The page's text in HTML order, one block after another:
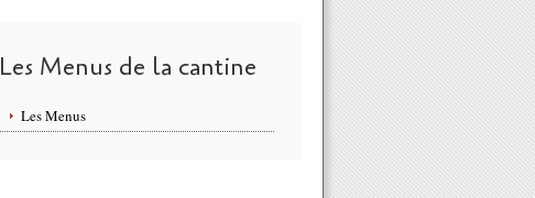
Les Menus de la cantine
Les Menus